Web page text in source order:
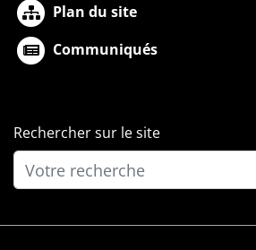
Plan du site
Communiqués
Rechercher sur le site